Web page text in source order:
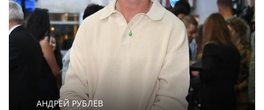
АНДРЕЙ РУБЛЁВ